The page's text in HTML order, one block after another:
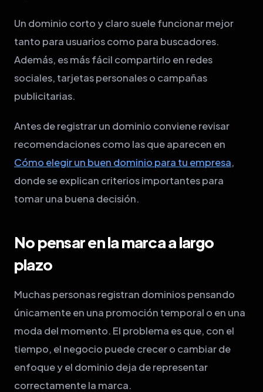
Un dominio corto y claro suele funcionar mejor
tanto para usuarios como para buscadores.
Además, es más fácil compartirlo en redes
sociales, tarjetas personales o campañas
publicitarias.
Antes de registrar un dominio conviene revisar
recomendaciones como las que aparecen en
Cómo elegir un buen dominio para tu empresa,
donde se explican criterios importantes para
tomar una buena decisión.
No pensar en la marca a largo
plazo
Muchas personas registran dominios pensando
únicamente en una promoción temporal o en una
moda del momento. El problema es que, con el
tiempo, el negocio puede crecer o cambiar de
enfoque y el dominio deja de representar
correctamente la marca.